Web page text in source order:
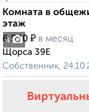
4
Комната в
этаж
6 500 ₽ в месяц
Щорса 39Е
Собственник,